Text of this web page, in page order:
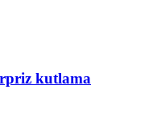
kutlama